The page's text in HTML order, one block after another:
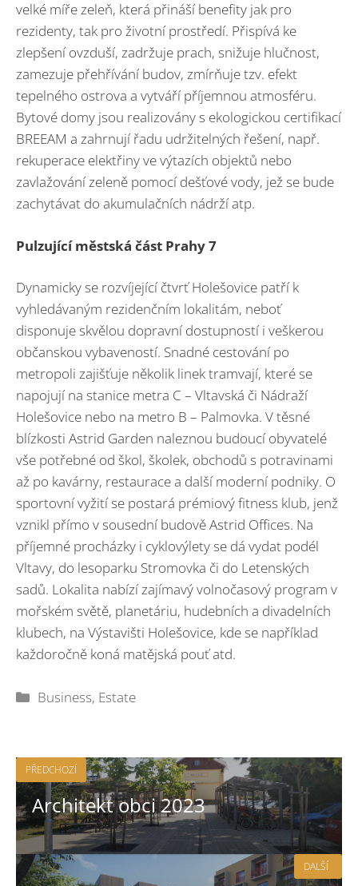
velké míře zeleň, která přináší benefity jak pro
rezidenty, tak pro životní prostředí. Přispívá ke
zlepšení ovzduší, zadržuje prach, snižuje hlučnost,
zamezuje přehřívání budov, zmírňuje tzv. efekt
tepelného ostrova a vytváří příjemnou atmosféru.
Bytové domy jsou realizovány s ekologickou certifikací
BREEAM a zahrnují řadu udržitelných řešení, např.
rekuperace elektřiny ve výtazích objektů nebo
zavlažování zeleně pomocí dešťové vody, jež se bude
zachytávat do akumulačních nádrží atp.
Pulzující městská část Prahy 7
Dynamicky se rozvíjející čtvrť Holešovice patří k
vyhledávaným rezidenčním lokalitám, neboť
disponuje skvělou dopravní dostupností i veškerou
občanskou vybaveností. Snadné cestování po
metropoli zajišťuje několik linek tramvají, které se
napojují na stanice metra C – Vltavská či Nádraží
Holešovice nebo na metro B – Palmovka. V těsné
blízkosti Astrid Garden naleznou budoucí obyvatelé
vše potřebné od škol, školek, obchodů s potravinami
až po kavárny, restaurace a další moderní podniky. O
sportovní vyžití se postará prémiový fitness klub, jenž
vznikl přímo v sousední budově Astrid Offices. Na
příjemné procházky i cyklovýlety se dá vydat podél
Vltavy, do lesoparku Stromovka či do Letenských
sadů. Lokalita nabízí zajímavý volnočasový program v
mořském světě, planetáriu, hudebních a divadelních
klubech, na Výstavišti Holešovice, kde se například
každoročně koná matějská pouť atd.
Rubriky
Business, Estate
PŘEDCHOZÍ
Architekt obci 2023
DALŠÍ